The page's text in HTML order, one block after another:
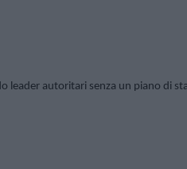
leader autoritari senza un piano di